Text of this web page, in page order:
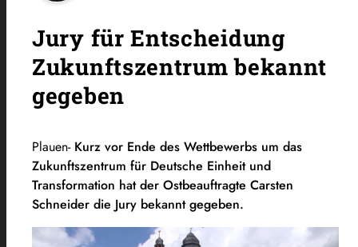
Jury für Entscheidung
Zukunftszentrum bekannt
gegeben
Plauen- Kurz vor Ende des Wettbewerbs um das
Zukunftszentrum für Deutsche Einheit und
Transformation hat der Ostbeauftragte Carsten
Schneider die Jury bekannt gegeben.